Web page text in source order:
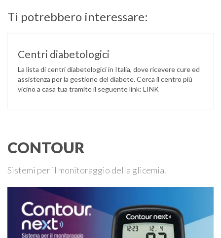
Ti potrebbero interessare:
Centri diabetologici
La lista di centri diabetologici in Italia, dove ricevere cure ed
assistenza per la gestione del diabete. Cerca il centro più
vicino a casa tua tramite il seguente link: LINK
CONTOUR
Sistemi per il monitoraggio della glicemia.